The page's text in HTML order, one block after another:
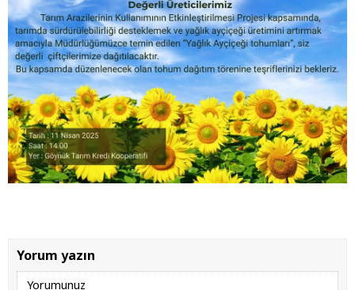
Yorum yazın